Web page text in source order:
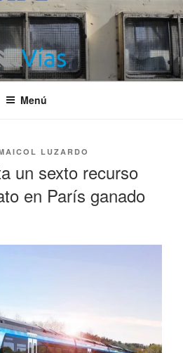
Menú
LUZARDO
un sexto recurso
en París ganado